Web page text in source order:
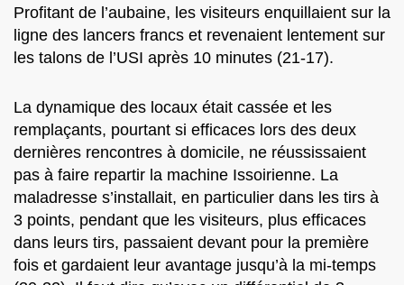
Profitant de l’aubaine, les visiteurs enquillaient sur la
ligne des lancers francs et revenaient lentement sur
les talons de l’USI après 10 minutes (21-17).
La dynamique des locaux était cassée et les
remplaçants, pourtant si efficaces lors des deux
dernières rencontres à domicile, ne réussissaient
pas à faire repartir la machine Issoirienne. La
maladresse s’installait, en particulier dans les tirs à
3 points, pendant que les visiteurs, plus efficaces
dans leurs tirs, passaient devant pour la première
fois et gardaient leur avantage jusqu’à la mi-temps